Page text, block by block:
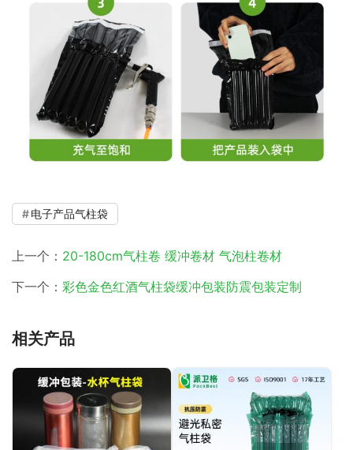
电子产品气柱袋
上一个： 20-180cm气柱卷 缓冲卷材 气泡柱卷材
下一个： 彩色金色红酒气柱袋缓冲包装防震包装定制
相关产品